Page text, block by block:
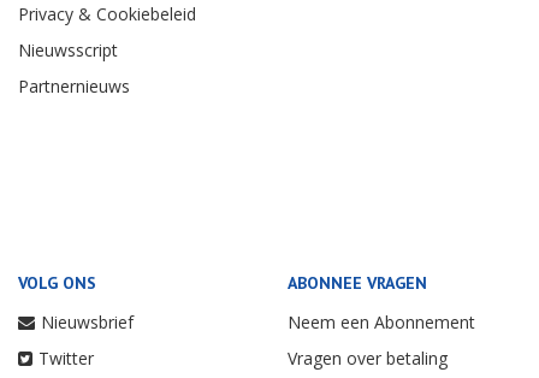
Privacy & Cookiebeleid
Nieuwsscript
Partnernieuws
VOLG ONS
Nieuwsbrief
Twitter
ABONNEE VRAGEN
Neem een Abonnement
Vragen over betaling